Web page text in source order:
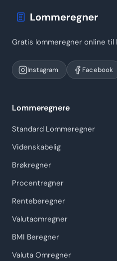
Lommeregner
Gratis lommeregner online til
Instagram Facebook
Lommeregnere
Standard Lommeregner
Videnskabelig
Brøkregner
Procentregner
Renteberegner
Valutaomregner
BMI Beregner
Valuta Omregner